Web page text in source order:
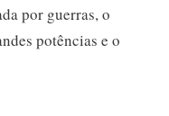
por guerras, o
potências e o